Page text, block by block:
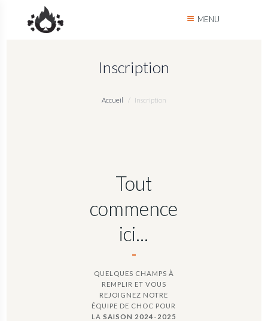
MENU
Inscription
Accueil Inscription
Tout
commence
ici...
QUELQUES CHAMPS À
REMPLIR ET VOUS
REJOIGNEZ NOTRE
ÉQUIPE DE CHOC POUR
LA SAISON 2024-2025